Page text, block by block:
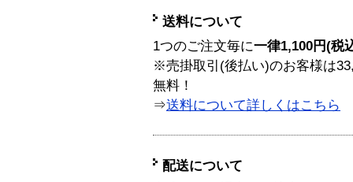
送料について
1つのご注文毎に一律1,100円(税
※売掛取引(後払い)のお客様は
無料！
⇒送料について詳しくはこちら
配送について